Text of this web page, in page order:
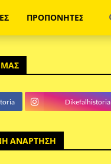
ΠΡΟΠΟΝΗΤΕΣ
ΜΑΣ
Dikefalhistoria
ΑΝΑΡΤΗΣΗ